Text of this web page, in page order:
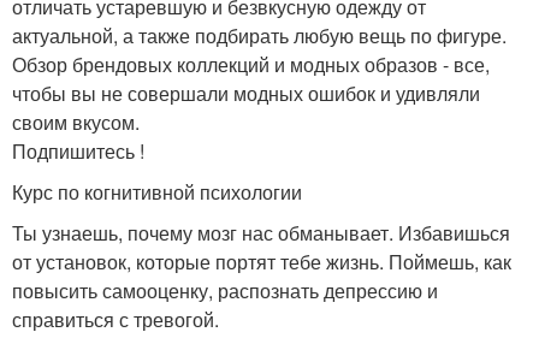
отличать устаревшую и безвкусную одежду от
актуальной, а также подбирать любую вещь по фигуре.
Обзор брендовых коллекций и модных образов - все,
чтобы вы не совершали модных ошибок и удивляли
своим вкусом.
Подпишитесь !
Курс по когнитивной психологии
Ты узнаешь, почему мозг нас обманывает. Избавишься
от установок, которые портят тебе жизнь. Поймешь, как
повысить самооценку, распознать депрессию и
справиться с тревогой.